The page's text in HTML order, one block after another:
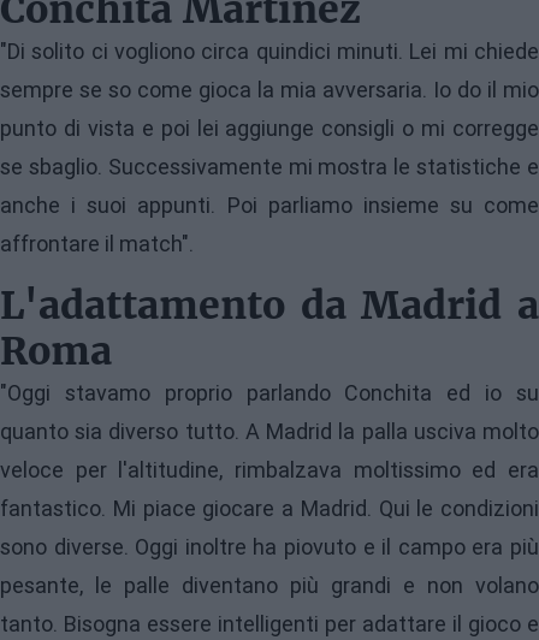
"Di solito ci vogliono circa quindici minuti. Lei mi chiede
sempre se so come gioca la mia avversaria. Io do il mio
punto di vista e poi lei aggiunge consigli o mi corregge
se sbaglio. Successivamente mi mostra le statistiche e
anche i suoi appunti. Poi parliamo insieme su come
affrontare il match".
L'adattamento da Madrid a
Roma
"Oggi stavamo proprio parlando Conchita ed io su
quanto sia diverso tutto. A Madrid la palla usciva molto
veloce per l'altitudine, rimbalzava moltissimo ed era
fantastico. Mi piace giocare a Madrid. Qui le condizioni
sono diverse. Oggi inoltre ha piovuto e il campo era più
pesante, le palle diventano più grandi e non volano
tanto. Bisogna essere intelligenti per adattare il gioco e